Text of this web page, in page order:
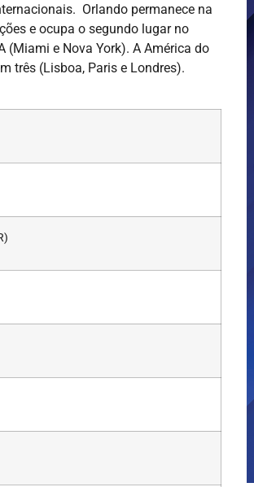
Orlando permanece na
e ocupa o segundo lugar no
(Miami e Nova York). A América do
três (Lisboa, Paris e Londres).